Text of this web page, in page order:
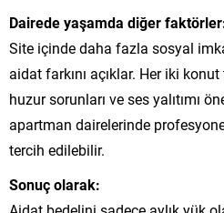
Dairede yaşamda diğer
Site içinde daha fazla sosyal
aidat farkını açıklar. Her iki
huzur sorunları ve ses yalıtımı
apartman dairelerinde
tercih edilebilir.
Sonuç olarak: